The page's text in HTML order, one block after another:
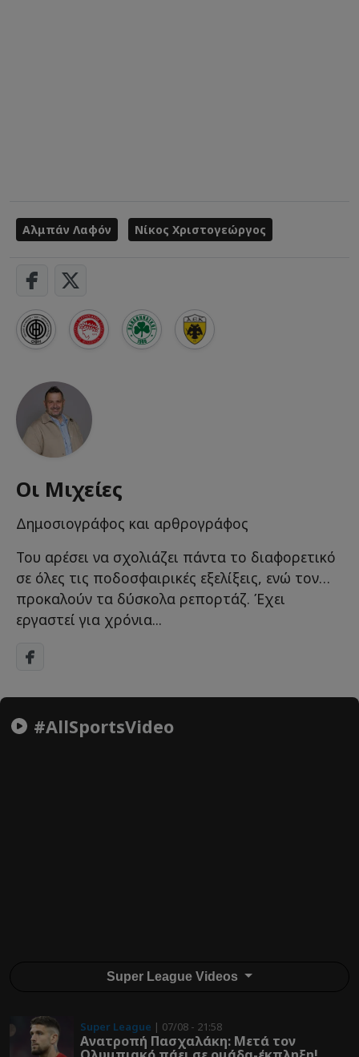
Αλμπάν Λαφόν Νίκος Χριστογεώργος
Οι Μιχείες
Δημοσιογράφος και αρθρογράφος
Του αρέσει να σχολιάζει πάντα το διαφορετικό
σε όλες τις ποδοσφαιρικές εξελίξεις, ενώ τον…
προκαλούν τα δύσκολα ρεπορτάζ. Έχει
εργαστεί για χρόνια...
#AllSportsVideo
Super League Videos
Super League | 07/08 - 21:58
Ανατροπή Πασχαλάκη: Μετά τον